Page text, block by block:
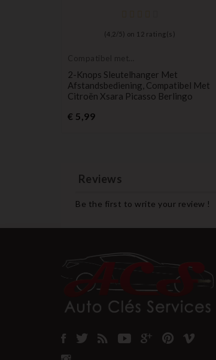
(4,2 / 5) on 12 rating(s)
Compatibel met
2-Knops Sleutelhanger Met
Afstandsbediening, Compatibel Met
Citroën Xsara Picasso Berlingo
€ 5,99Prijs
Reviews
Be the first to write your review !